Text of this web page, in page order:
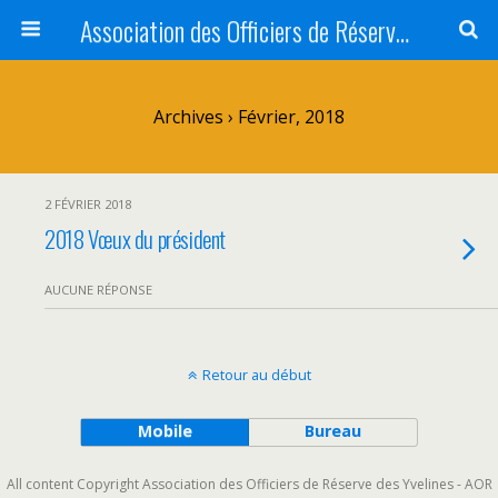
Association des Officiers de Réserve des Yvelines <br />AOR 78 - AORY
Archives › Février, 2018
2 FÉVRIER 2018
2018 Vœux du président
AUCUNE RÉPONSE
Retour au début
Mobile Bureau
All content Copyright Association des Officiers de Réserve des Yvelines - AOR